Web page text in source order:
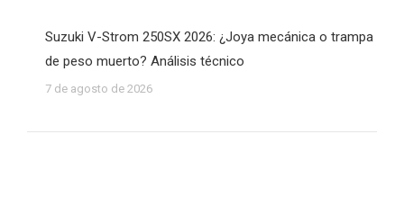
Suzuki V-Strom 250SX 2026: ¿Joya mecánica o trampa
de peso muerto? Análisis técnico
7 de agosto de 2026